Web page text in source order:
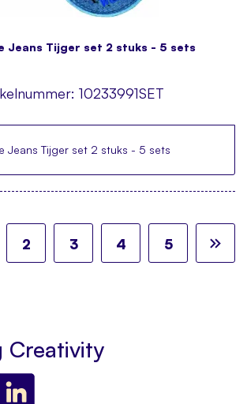
Jeans Tijger set 2 stuks - 5 sets
10233991SET
Jeans Tijger set 2 stuks - 5 sets
momenteel pagina
Pagina
2 Pagina
3 Pagina
4 Pagina
5
Creativity